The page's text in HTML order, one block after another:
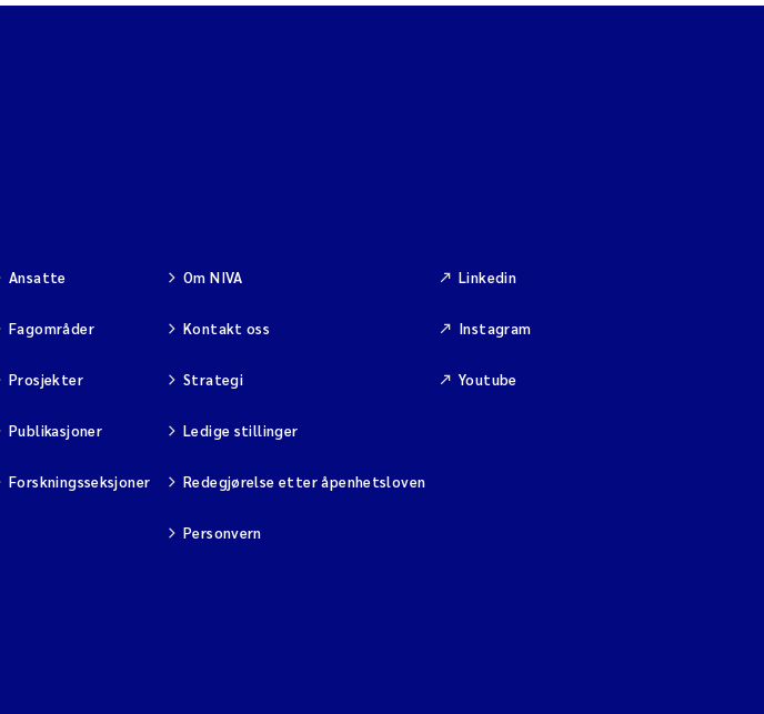
Ansatte
Fagområder
Prosjekter
Publikasjoner
Forskningsseksjoner
Om NIVA
Kontakt oss
Strategi
Ledige stillinger
Redegjørelse etter åpenhetsloven
Personvern
Linkedin
Instagram
Youtube